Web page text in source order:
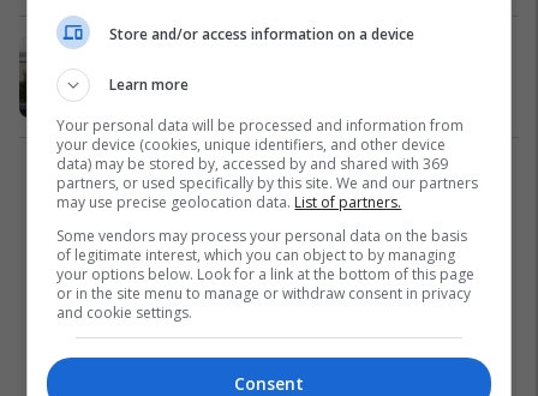
anesteziologëve
1
Store and/or access information on a device
Learn more
Your personal data will be processed and information from
your device (cookies, unique identifiers, and other device
data) may be stored by, accessed by and shared with 369
partners, or used specifically by this site. We and our partners
may use precise geolocation data. List of partners.
Some vendors may process your personal data on the basis
of legitimate interest, which you can object to by managing
your options below. Look for a link at the bottom of this page
or in the site menu to manage or withdraw consent in privacy
and cookie settings.
Consent